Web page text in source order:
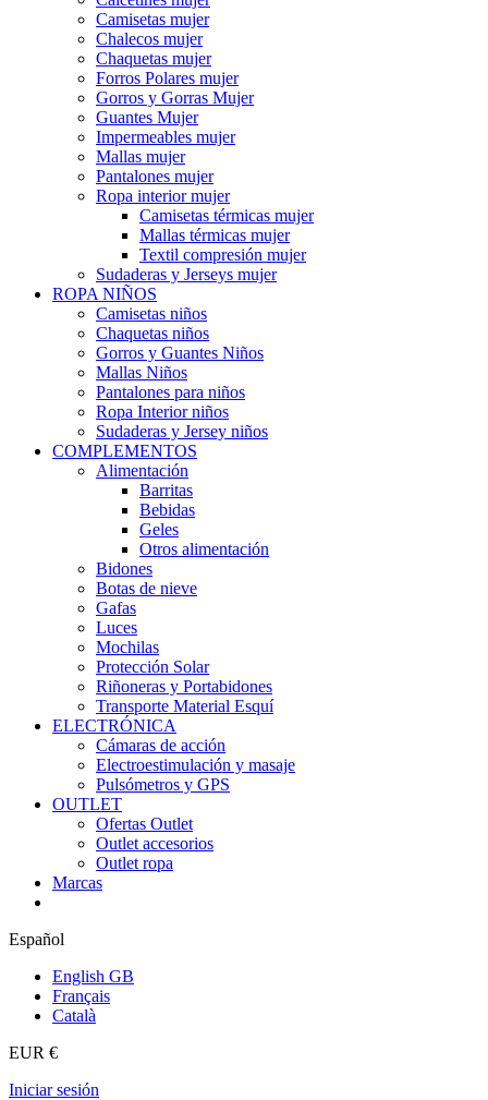
Camisetas mujer
Chalecos mujer
Chaquetas mujer
Forros Polares mujer
Gorros y Gorras Mujer
Guantes Mujer
Impermeables mujer
Mallas mujer
Pantalones mujer
Ropa interior mujer
Camisetas térmicas mujer
Mallas térmicas mujer
Textil compresión mujer
Sudaderas y Jerseys mujer
ROPA NIÑOS
Camisetas niños
Chaquetas niños
Gorros y Guantes Niños
Mallas Niños
Pantalones para niños
Ropa Interior niños
Sudaderas y Jersey niños
COMPLEMENTOS
Alimentación
Barritas
Bebidas
Geles
Otros alimentación
Bidones
Botas de nieve
Gafas
Luces
Mochilas
Protección Solar
Riñoneras y Portabidones
Transporte Material Esquí
ELECTRÓNICA
Cámaras de acción
Electroestimulación y masaje
Pulsómetros y GPS
OUTLET
Ofertas Outlet
Outlet accesorios
Outlet ropa
Marcas
Español
English GB
Français
Català
EUR €
Iniciar sesión